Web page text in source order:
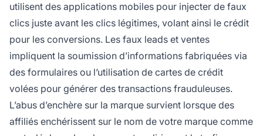
utilisent des applications mobiles pour injecter de faux
clics juste avant les clics légitimes, volant ainsi le crédit
pour les conversions. Les faux leads et ventes
impliquent la soumission d’informations fabriquées via
des formulaires ou l’utilisation de cartes de crédit
volées pour générer des transactions frauduleuses.
L’abus d’enchère sur la marque survient lorsque des
affiliés enchérissent sur le nom de votre marque comme